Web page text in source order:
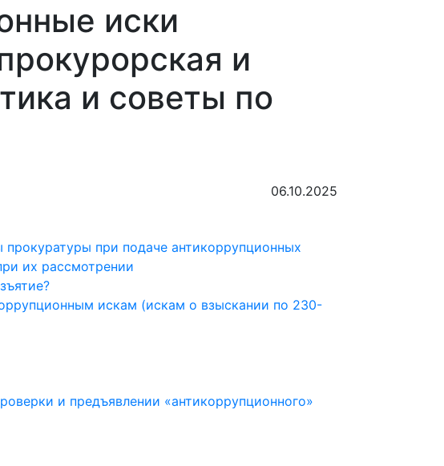
иски
и
и советы по
06.10.2025
при подаче антикоррупционных
их рассмотрении
искам (искам о взыскании по 230-
и предъявлении «антикоррупционного»